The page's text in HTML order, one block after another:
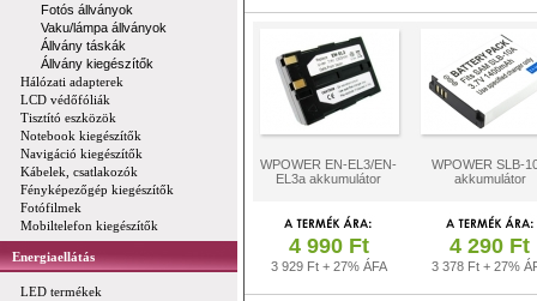
Fotós állványok
Vaku/lámpa állványok
Állvány táskák
Állvány kiegészítők
Hálózati adapterek
LCD védőfóliák
Tisztító eszközök
Notebook kiegészítők
Navigáció kiegészítők
Kábelek, csatlakozók
Fényképezőgép kiegészítők
Fotófilmek
Mobiltelefon kiegészítők
Energiaellátás
LED termékek
WPOWER EN-EL3/EN-
EL3a akkumulátor
WPOWER SLB-
akkumulátor
4 990 Ft
3 929 Ft + 27% ÁFA
4 290 Ft
3 378 Ft + 27%